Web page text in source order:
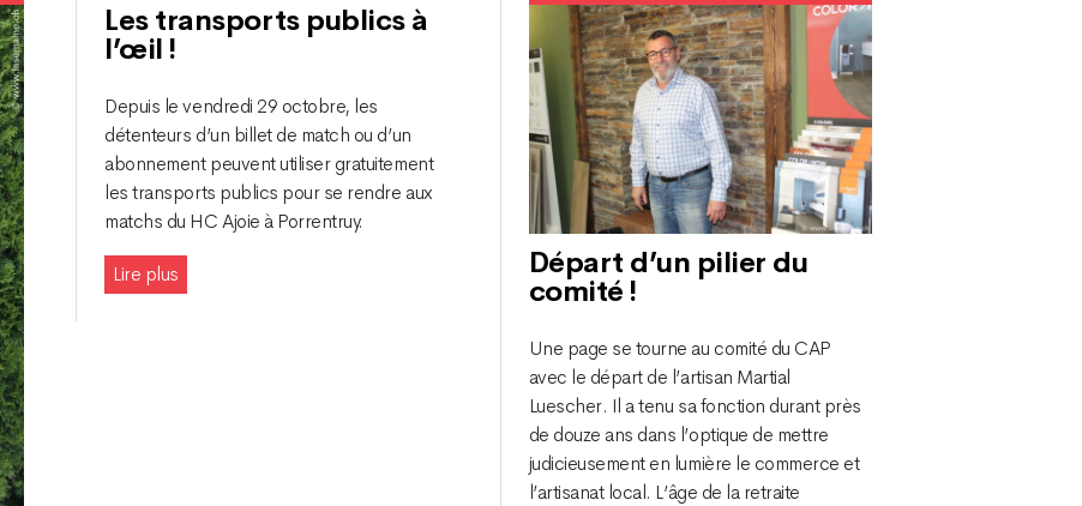
Les transports publics à
l’œil !
Depuis le vendredi 29 octobre, les
détenteurs d’un billet de match ou d’un
abonnement peuvent utiliser gratuitement
les transports publics pour se rendre aux
matchs du HC Ajoie à Porrentruy.
Lire plus
Départ d’un pilier du
comité !
Une page se tourne au comité du CAP
avec le départ de l’artisan Martial
Luescher. Il a tenu sa fonction durant près
de douze ans dans l’optique de mettre
judicieusement en lumière le commerce et
l’artisanat local. L’âge de la retraite